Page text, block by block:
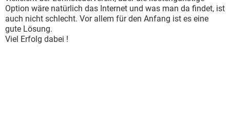
Option wäre natürlich das Internet und was man da findet, ist
auch nicht schlecht. Vor allem für den Anfang ist es eine
gute Lösung.
Viel Erfolg dabei !